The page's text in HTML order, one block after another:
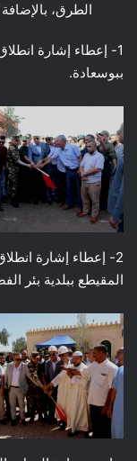
الطرق، بالإضافة إلى 8
1- إعطاء إشارة
ببوسعادة.
2- إعطاء إشارة
المقيطع ببلدية بئر